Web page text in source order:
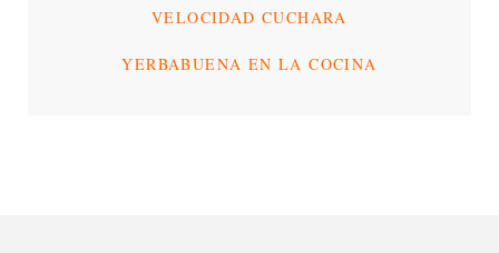
VELOCIDAD CUCHARA
YERBABUENA EN LA COCINA